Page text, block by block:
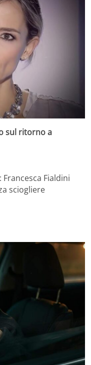
sul ritorno a
Fialdini
sciogliere